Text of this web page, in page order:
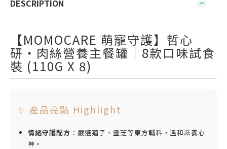
DESCRIPTION
【MOMOCARE 萌寵守護】哲心
研・肉絲營養主餐罐｜8款口味試食
裝 (110G X 8)
✨ 產品亮點 Highlight
情緒守護配方 ：嚴選蓮子、靈芝等東方輔料，溫和滋養心
神。